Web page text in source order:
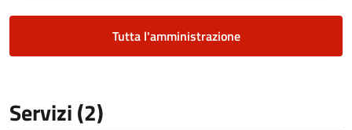
Tutta l'amministrazione
Servizi (2)